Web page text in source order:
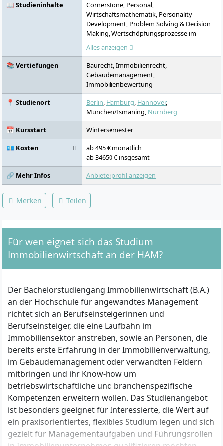
📖 Studieninhalte
Cornerstone, Personal,
Wirtschaftsmathematik, Personality
Development, Problem Solving & Decision
Making, Wertschöpfungsprozesse im
Immobilienunternehmen,
Volkswirtschaftslehre, Marketing,
Bilanzierung und Bilanzpolitik, Professional
Communication & Team Development,
Immobilienbewertung, Organisation,
Kosten- und Leistungsrechnung, Recht,
Global Challenges and Future Skills,
Immobilienmarketing, Steuerrecht,
Investition und Finanzierung, Operations
Management, Nachhaltiges
Gebäudemanagement, Immobilienrecht,
Baurecht, Immobilienprojektentwicklung,
Real Estate Investment und Finance, Projekt
Design the Future, Journal Club,
Angewandte Forschungsmethoden,
Bachelorthesis, Praxissemester
Alles anzeigen
📚 Vertiefungen
Baurecht, Immobilienrecht,
Gebäudemanagement,
Immobilienbewertung
📍 Studienort
Berlin, Hamburg, Hannover,
München/Ismaning, Nürnberg
📅 Kursstart
Wintersemester
💶 Kosten
ab 495 € monatlich
ab 34650 € insgesamt
🔗 Mehr Infos
Anbieterprofil anzeigen
Merken Teilen
Für wen eignet sich das Studium
Immobilienwirtschaft an der HAM?
Der Bachelorstudiengang Immobilienwirtschaft (B.A.)
an der Hochschule für angewandtes Management
richtet sich an Berufseinsteigerinnen und
Berufseinsteiger, die eine Laufbahn im
Immobiliensektor anstreben, sowie an Personen, die
bereits erste Erfahrung in der Immobilienverwaltung,
im Gebäudemanagement oder verwandten Feldern
mitbringen und ihr Know-how um
betriebswirtschaftliche und branchenspezifische
Kompetenzen erweitern wollen. Das Studienangebot
ist besonders geeignet für Interessierte, die Wert auf
ein praxisorientiertes, flexibles Studium legen und sich
gezielt für Managementaufgaben und Führungsrollen